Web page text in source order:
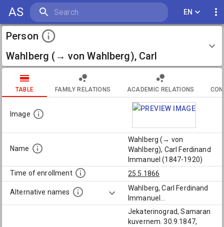
AS EN
Person
Wahlberg (→ von Wahlberg), Carl
Ferdinand Immanuel (1847-1920)
TABLE FAMILY RELATIONS ACADEMIC RELATIONS
Image
Name
Wahlberg (→ von
Wahlberg), Carl Ferdinand
Immanuel (1847-1920)
Time of enrollment
25.5.1866
Alternative names
Wahlberg, Carl Ferdinand
Immanuel
Jekaterinograd, Samaran
kuvernem. 30.9.1847,